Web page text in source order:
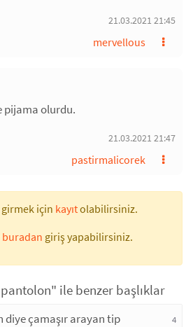
21.03.2021 21:45
mervellous
pijama olurdu.
21.03.2021 21:47
pastirmalicorek
girmek için kayıtolabilirsiniz.
buradan giriş yapabilirsiniz.
ile benzer başlıklar
diye çamaşır arayan tip 4